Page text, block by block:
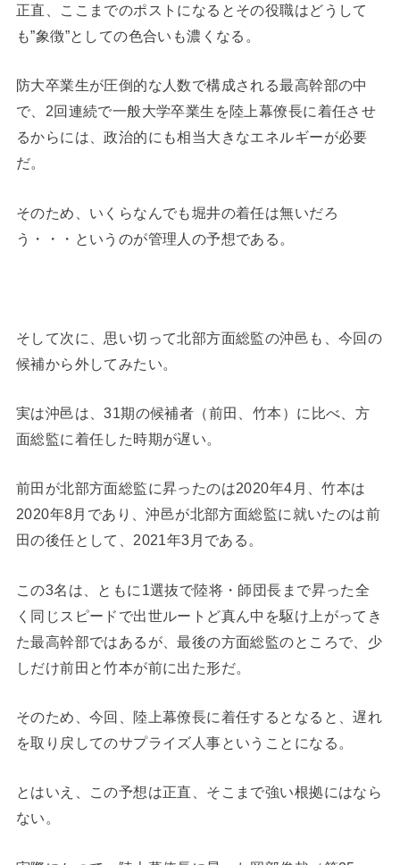
正直、ここまでのポストになるとその役職はどうして
も”象徴”としての色合いも濃くなる。
防大卒業生が圧倒的な人数で構成される最高幹部の中
で、2回連続で一般大学卒業生を陸上幕僚長に着任させ
るからには、政治的にも相当大きなエネルギーが必要
だ。
そのため、いくらなんでも堀井の着任は無いだろ
う・・・というのが管理人の予想である。
そして次に、思い切って北部方面総監の沖邑も、今回の
候補から外してみたい。
実は沖邑は、31期の候補者（前田、竹本）に比べ、方
面総監に着任した時期が遅い。
前田が北部方面総監に昇ったのは2020年4月、竹本は
2020年8月であり、沖邑が北部方面総監に就いたのは前
田の後任として、2021年3月である。
この3名は、ともに1選抜で陸将・師団長まで昇った全
く同じスピードで出世ルートど真ん中を駆け上がってき
た最高幹部ではあるが、最後の方面総監のところで、少
しだけ前田と竹本が前に出た形だ。
そのため、今回、陸上幕僚長に着任するとなると、遅れ
を取り戻してのサプライズ人事ということになる。
とはいえ、この予想は正直、そこまで強い根拠にはなら
ない。